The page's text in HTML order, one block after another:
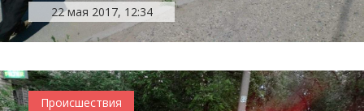
22 мая 2017, 12:34
Происшествия